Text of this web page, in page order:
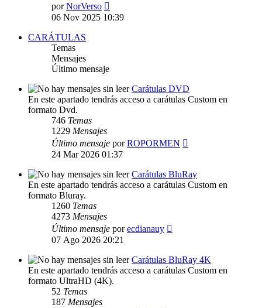
porNorVerso
último
06 Nov 2025 10:39
CARÁTULAS
Temas
Mensajes
Último mensaje
Carátulas DVD
En este apartado tendrás acceso a carátulas Custom en
formato Dvd.
746 Temas
1229 Mensajes
Último mensaje porROPORMEN
24 Mar 2026 01:37
Carátulas BluRay
En este apartado tendrás acceso a carátulas Custom en
formato Bluray.
1260 Temas
4273 Mensajes
Último mensaje porecdianauy
07 Ago 2026 20:21
Carátulas BluRay 4K
En este apartado tendrás acceso a carátulas Custom en
formato UltraHD (4K).
52 Temas
187 Mensajes